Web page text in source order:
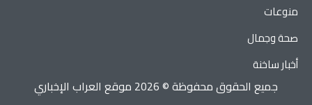
منوعات
صحة وجمال
أخبار ساخنة
جميع الحقوق محفوظة © 2026 موقع العراب الإخباري